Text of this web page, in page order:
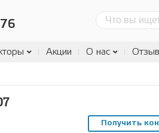
Акции О нас
Получить